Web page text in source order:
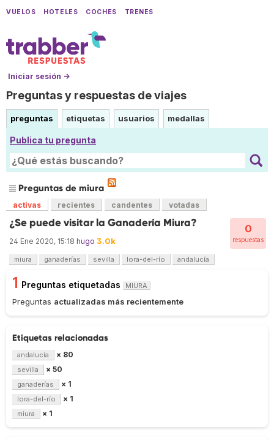
VUELOS HOTELES COCHES TRENES
Iniciar sesión →
Preguntas y respuestas de viajes
preguntas etiquetas usuarios medallas
Publica tu pregunta
Preguntas de miura
activas recientes candentes votadas
0
respuestas
¿Se puede visitar la Ganadería Miura?
24 Ene 2020, 15:18 hugo 3.0k
miura ganaderías sevilla lora-del-río andalucía
1 Preguntas etiquetadas MIURA
Preguntas actualizadas más recientemente
Etiquetas relacionadas
andalucía × 80
sevilla × 50
ganaderías × 1
lora-del-río × 1
miura × 1